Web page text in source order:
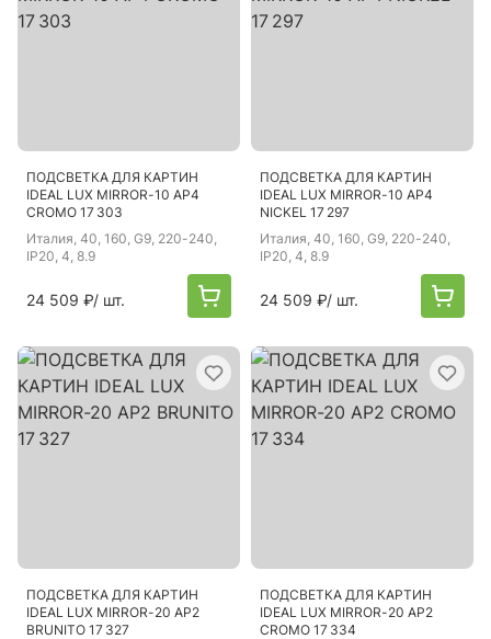
ПОДСВЕТКА ДЛЯ КАРТИН
IDEAL LUX MIRROR-10 AP4
CROMO 17 303
Италия, 40, 160, G9, 220-240,
IP20, 4, 8.9
24 509 ₽/ шт.
ПОДСВЕТКА ДЛЯ КАРТИН
IDEAL LUX MIRROR-10 AP4
NICKEL 17 297
Италия, 40, 160, G9, 220-240,
IP20, 4, 8.9
24 509 ₽/ шт.
ПОДСВЕТКА ДЛЯ КАРТИН
IDEAL LUX MIRROR-20 AP2
BRUNITO 17 327
ПОДСВЕТКА ДЛЯ КАРТИН
IDEAL LUX MIRROR-20 AP2
CROMO 17 334